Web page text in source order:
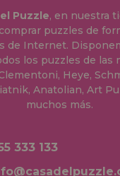
Puzzle, en nuestra
puzzles de
de Internet.
los puzzles de las
Heye,
Anatolian, Art
muchos más.
333 133